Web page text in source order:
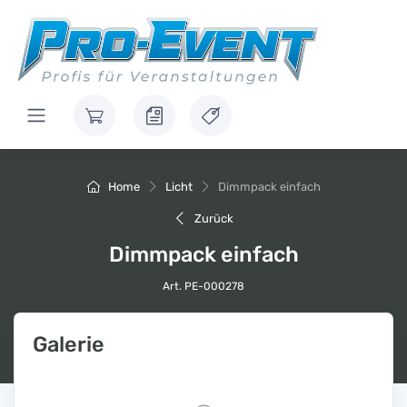
Home Licht Dimmpack einfach
Zurück
Dimmpack einfach
Art. PE-000278
Galerie